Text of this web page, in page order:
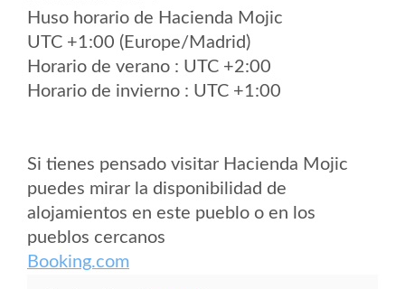
Huso horario de Hacienda Mojic
UTC +1:00 (Europe/Madrid)
Horario de verano : UTC +2:00
Horario de invierno : UTC +1:00
Si tienes pensado visitar Hacienda Mojic
puedes mirar la disponibilidad de
alojamientos en este pueblo o en los
pueblos cercanos
Booking.com